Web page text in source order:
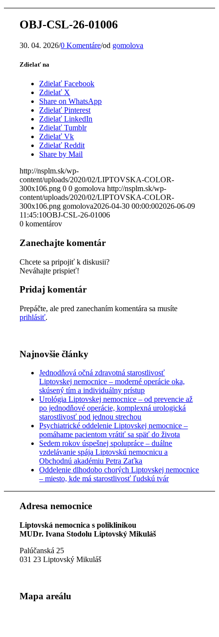
OBJ-CSL-26-01006
30. 04. 2026/0 Komentáre/od gomolova
Zdielať na
Zdielať Facebook
Zdielať X
Share on WhatsApp
Zdielať Pinterest
Zdielať LinkedIn
Zdielať Tumblr
Zdielať Vk
Zdielať Reddit
Share by Mail
http://nsplm.sk/wp-
content/uploads/2020/02/LIPTOVSKA-COLOR-
300x106.png 0 0 gomolova http://nsplm.sk/wp-
content/uploads/2020/02/LIPTOVSKA-COLOR-
300x106.png gomolova2026-04-30 00:00:002026-06-09
11:45:10OBJ-CSL-26-01006
0 komentárov
Zanechajte komentár
Chcete sa pripojiť k diskusii?
Neváhajte prispieť!
Pridaj komentár
Prepáčte, ale pred zanechaním komentára sa musíte
prihlásiť.
Najnovšie články
Jednodňová očná zdravotná starostlivosť
Liptovskej nemocnice – moderné operácie oka,
skúsený tím a individuálny prístup
Urológia Liptovskej nemocnice – od prevencie až
po jednodňové operácie, komplexná urologická
starostlivosť pod jednou strechou
Psychiatrické oddelenie Liptovskej nemocnice –
pomáhame pacientom vrátiť sa späť do života
Sedem rokov úspešnej spolupráce – duálne
vzdelávanie spája Liptovskú nemocnicu a
Obchodnú akadémiu Petra Zaťka
Oddelenie dlhodobo chorých Liptovskej nemocnice
– miesto, kde má starostlivosť ľudskú tvár
Adresa nemocnice
Liptovská nemocnica s poliklinikou
MUDr. Ivana Stodolu Liptovský Mikuláš
Palúčanská 25
031 23 Liptovský Mikuláš
Mapa areálu